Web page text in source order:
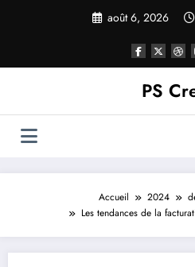
août 6, 2026
PS
Accueil 2024
Les tendances de la